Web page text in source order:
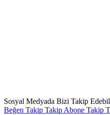
Sosyal Medyada Bizi Takip
Beğen Takip Takip Abone Takip